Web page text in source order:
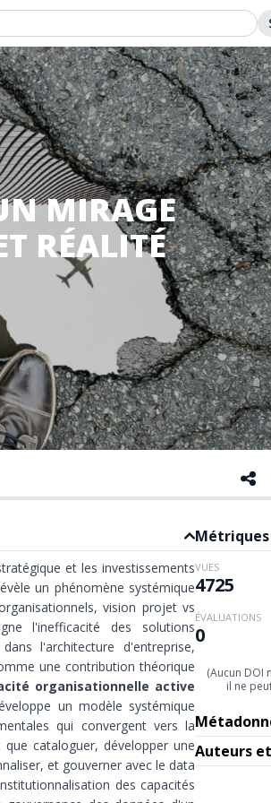
MIRAGE
RÉALITÉ
et les investissements
un phénomène systémique
vision projet vs
l'inefficacité des solutions
l'architecture d'entreprise,
une contribution théorique
organisationnelle active
un modèle systémique
qui convergent vers la
cataloguer, développer une
et gouverner avec le data
des capacités
Métriques
VUES
4725
ÉVALUATIONS
0
(Aucun DOI
il ne
Auteurs